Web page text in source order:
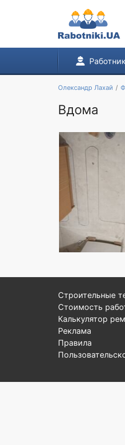
Олександр Лахай
Вдома
Строительные
Стоимость
Калькулятор
Реклама
Правила